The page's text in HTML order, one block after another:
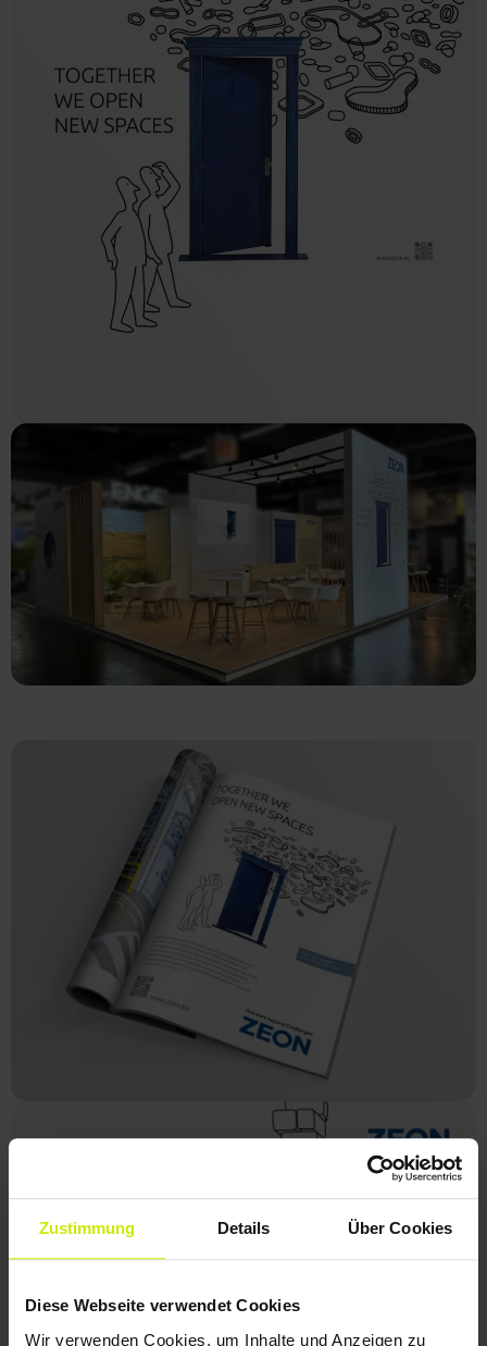
Zustimmung Details Über Cookies
Diese Webseite verwendet Cookies
Wir verwenden Cookies, um Inhalte und Anzeigen zu